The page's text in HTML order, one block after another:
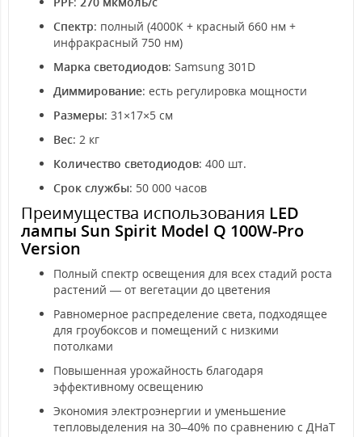
Спектр: полный (4000К + красный 660 нм +
инфракрасный 750 нм)
Марка светодиодов: Samsung 301D
Диммирование: есть регулировка мощности
Размеры: 31×17×5 см
Вес: 2 кг
Количество светодиодов: 400 шт.
Срок службы: 50 000 часов
Преимущества использования LED
лампы Sun Spirit Model Q 100W-Pro
Version
Полный спектр освещения для всех стадий роста
растений — от вегетации до цветения
Равномерное распределение света, подходящее
для гроубоксов и помещений с низкими
потолками
Повышенная урожайность благодаря
эффективному освещению
Экономия электроэнергии и уменьшение
тепловыделения на 30–40% по сравнению с ДНаТ